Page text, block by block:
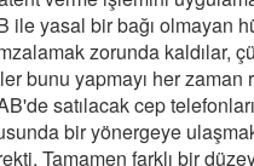
ile yasal bir bağı olmayan
zorunda kaldılar,
bunu yapmayı her zaman
satılacak cep
bir yönergeye
Tamamen farklı bir